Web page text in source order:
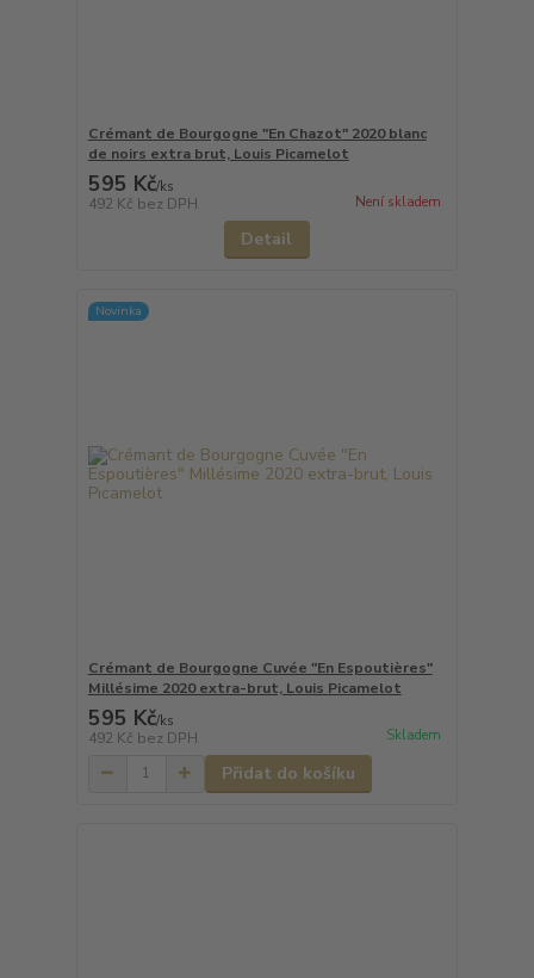
Crémant de Bourgogne "En Chazot" 2020 blanc
de noirs extra brut, Louis Picamelot
595 Kč/ks
492 Kč bez DPH Není skladem
Detail
Novinka
Crémant de Bourgogne Cuvée "En Espoutières"
Millésime 2020 extra-brut, Louis Picamelot
595 Kč/ks
492 Kč bez DPH Skladem
Přidat do košíku